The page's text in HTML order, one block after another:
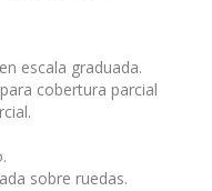
escala graduada.
cobertura parcial
sobre ruedas.